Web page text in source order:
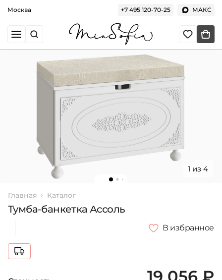
Москва +7 495 120-70-25 МАКС
1 из 4
Главная Каталог
Тумба-банкетка Ассоль
В избранное